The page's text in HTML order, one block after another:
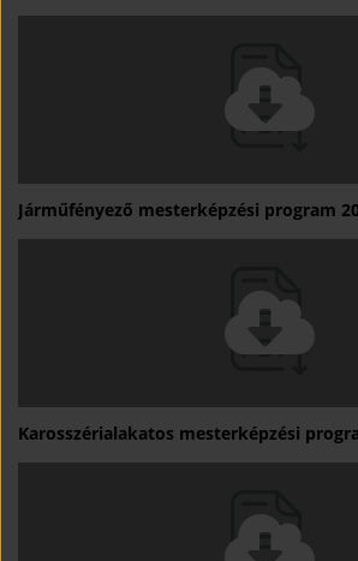
Járműfényező mesterképzési program
Karosszérialakatos mesterképzési